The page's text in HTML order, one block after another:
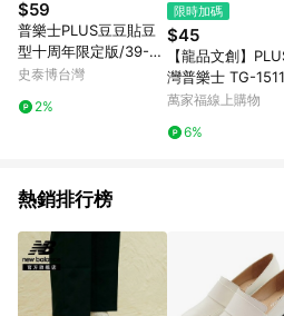
$59
普樂士PLUS豆豆貼豆
型十周年限定版/39-02
3/黃&綠/8.4mmx10M
史泰博台灣
2%
限時加碼
$45
【龍品文創】
灣普樂士 TG-
蛋豆豆貼-綠
萬家福線上購物
6%
熱銷排行榜